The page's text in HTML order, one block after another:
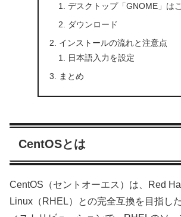
デスクトップ「GNOME」は
ダウンロード
インストールの流れと注意点
日本語入力を設定
まとめ
CentOSとは
CentOS（セントオーエス）は、Red
Linux（RHEL）との完全互換を目指し